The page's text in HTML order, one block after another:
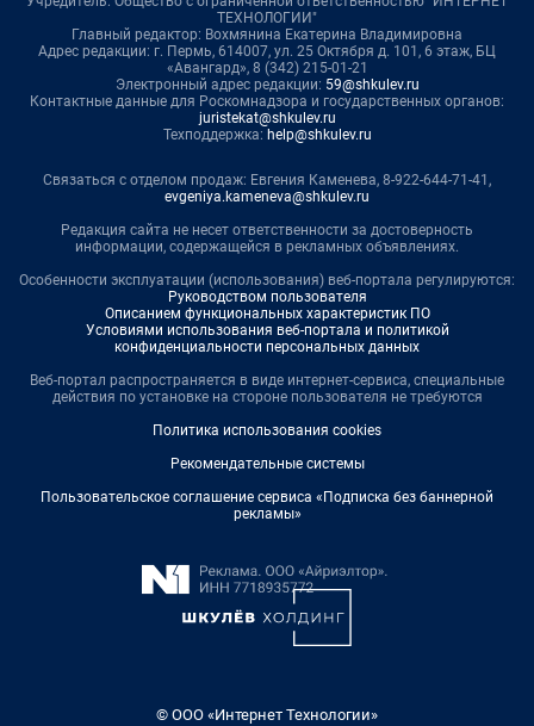
ТЕХНОЛОГИИ"
Главный редактор: Вохмянина Екатерина Владимировна
Адрес редакции: г. Пермь, 614007, ул. 25 Октября д. 101, 6 этаж, БЦ
«Авангард», 8 (342) 215-01-21
Электронный адрес редакции: 59@shkulev.ru
Контактные данные для Роскомнадзора и государственных органов:
juristekat@shkulev.ru
Техподдержка: help@shkulev.ru
Связаться с отделом продаж: Евгения Каменева, 8-922-644-71-41,
evgeniya.kameneva@shkulev.ru
Редакция сайта не несет ответственности за достоверность
информации, содержащейся в рекламных объявлениях.
Особенности эксплуатации (использования) веб-портала регулируются:
Руководством пользователя
Описанием функциональных характеристик ПО
Условиями использования веб-портала и политикой
конфиденциальности персональных данных
Веб-портал распространяется в виде интернет-сервиса, специальные
действия по установке на стороне пользователя не требуются
Политика использования cookies
Рекомендательные системы
Пользовательское соглашение сервиса «Подписка без баннерной
рекламы»
© ООО «Интернет Технологии»